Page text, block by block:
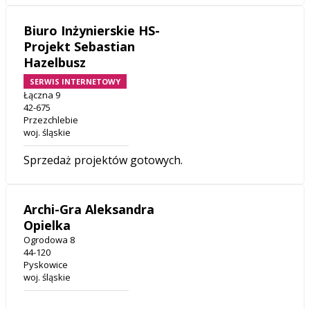
Biuro Inżynierskie HS-
Projekt Sebastian
Hazelbusz
SERWIS INTERNETOWY
Łączna 9
42-675
Przezchlebie
woj. śląskie
Sprzedaż projektów gotowych.
Archi-Gra Aleksandra
Opielka
Ogrodowa 8
44-120
Pyskowice
woj. śląskie